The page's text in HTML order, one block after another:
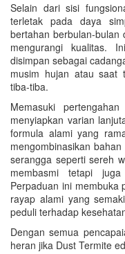
Selain dari sisi
terletak pada daya
bertahan berbulan-bulan
mengurangi kualitas.
disimpan sebagai
musim hujan atau saat
tiba-tiba.
Memasuki
menyiapkan varian
formula alami yang
mengombinasikan
serangga seperti sereh
membasmi tetapi
Perpaduan ini membuka
rayap alami yang
peduli terhadap
Dengan semua
heran jika Dust Termite